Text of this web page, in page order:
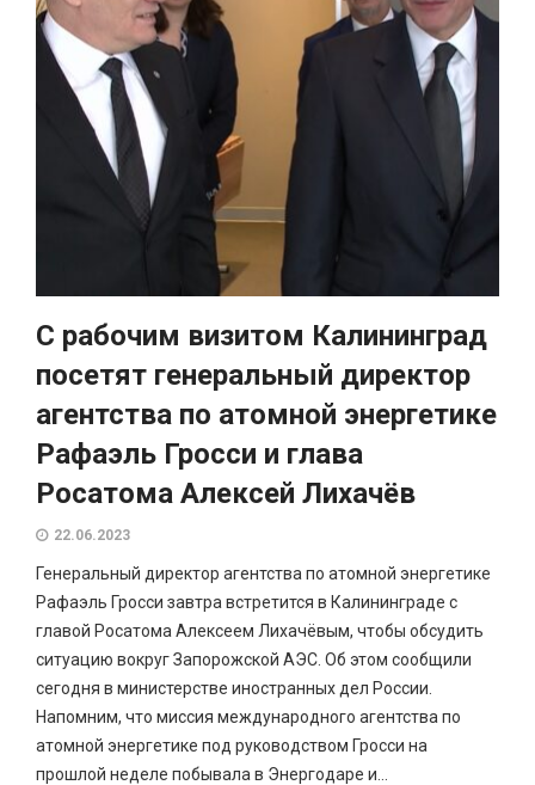
С рабочим визитом Калининград
посетят генеральный директор
агентства по атомной энергетике
Рафаэль Гросси и глава
Росатома Алексей Лихачёв
22.06.2023
Генеральный директор агентства по атомной энергетике
Рафаэль Гросси завтра встретится в Калининграде с
главой Росатома Алексеем Лихачёвым, чтобы обсудить
ситуацию вокруг Запорожской АЭС. Об этом сообщили
сегодня в министерстве иностранных дел России.
Напомним, что миссия международного агентства по
атомной энергетике под руководством Гросси на
прошлой неделе побывала в Энергодаре и...